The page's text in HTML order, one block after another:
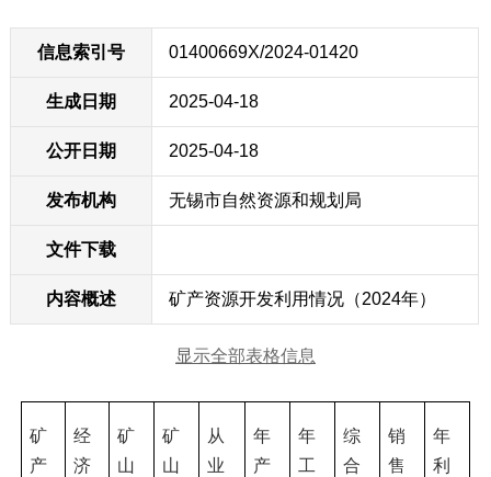
信息索引号 01400669X/2024-01420
生成日期 2025-04-18
公开日期 2025-04-18
发布机构 无锡市自然资源和规划局
文件下载
内容概述 矿产资源开发利用情况（2024年）
显示全部表格信息
矿
产
经
济
矿
山
矿
山
从
业
年
产
年
工
综
合
销
售
年
利